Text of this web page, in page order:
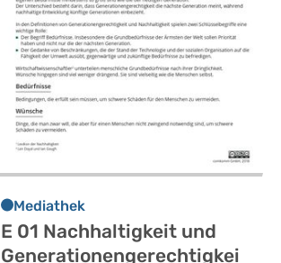
Mediathek
E 01 Nachhaltigkeit und
Generationengerechtigkei